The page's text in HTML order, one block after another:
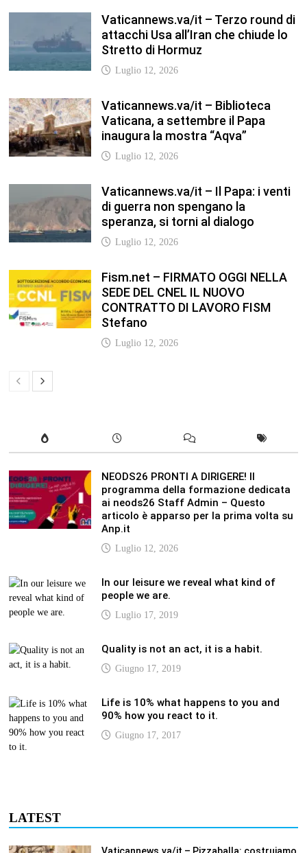
Vaticannews.va/it – Terzo round di
attacchi Usa all’Iran che chiude lo
Stretto di Hormuz
Luglio 12, 2026
Vaticannews.va/it – Biblioteca
Vaticana, a settembre il Papa
inaugura la mostra “Aqva”
Luglio 12, 2026
Vaticannews.va/it – Il Papa: i venti
di guerra non spengano la
speranza, si torni al dialogo
Luglio 12, 2026
Fism.net – FIRMATO OGGI NELLA
SEDE DEL CNEL IL NUOVO
CONTRATTO DI LAVORO FISM
Stefano
Luglio 12, 2026
NEODS26 PRONTI A DIRIGERE! Il
programma della formazione dedicata
ai neods26 Staff Admin – Questo
articolo è apparso per la prima volta su
Anp.it
Luglio 12, 2026
In our leisure we reveal what kind of
people we are.
Luglio 17, 2019
Quality is not an act, it is a habit.
Giugno 17, 2019
Life is 10% what happens to you and
90% how you react to it.
Giugno 17, 2017
LATEST
Vaticannews.va/it – Pizzaballa: costruiamo